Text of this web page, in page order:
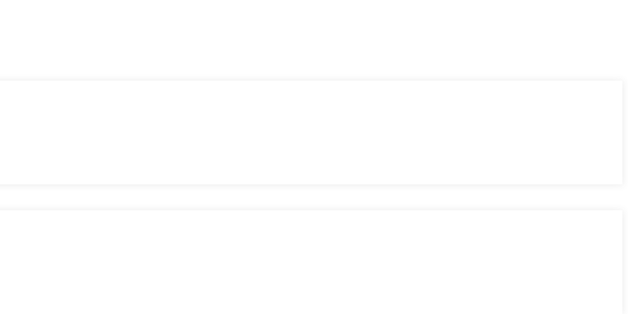
senza complicazioni.
del mercato.
piattaforme e dApp.